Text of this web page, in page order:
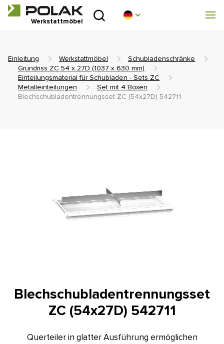
Werkstattmöbel
Einleitung
Über uns
Beratungsstelle
Handelsnetz
Einleitung Werkstattmöbel
Schubladenschränke
Grundriss ZC 54 x 27D (1037 x 630 mm)
Einteilungsmaterial für Schubladen - Sets ZC
Metalleinteilungen
Set mit 4 Boxen
Blechschubladentrennungsset ZC (54x27D) 542711
Blechschubladentrennungsset
ZC (54x27D) 542711
Querteiler in glatter Ausführung ermöglichen